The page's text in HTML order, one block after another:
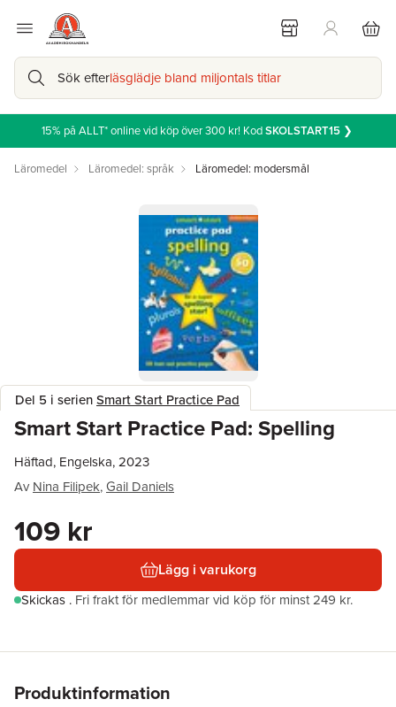
Sök efterläsglädje bland miljontals titlar
15% på ALLT* online vid köp över 300 kr! KodSKOLSTART15❯
Läromedel Läromedel: språk Läromedel: modersmål
Del 5 i serienSmart Start Practice Pad
Smart Start Practice Pad: Spelling
Häftad, Engelska, 2023
Av Nina Filipek,Gail Daniels
109 kr
Lägg i varukorg
Skickas . Fri frakt för medlemmar vid köp för minst 249 kr.
Produktinformation